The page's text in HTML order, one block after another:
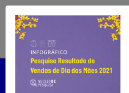
Ir
para
conteúdo